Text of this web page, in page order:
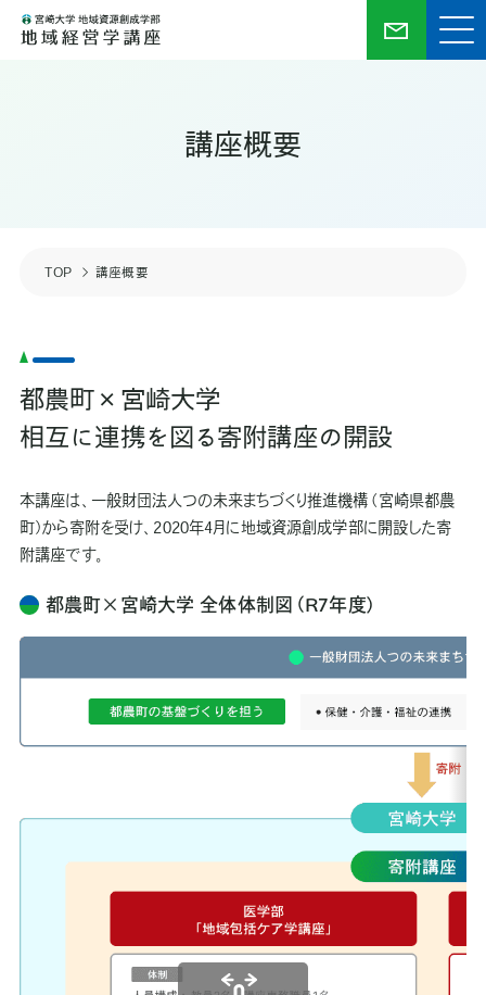
講座概要
TOP 講座概要
都農町×宮崎大学
相互に連携を図る寄附講座の開設
本講座は、一般財団法人つの未来まちづくり推進機構（宮崎県都農
町）から寄附を受け、2020年4月に地域資源創成学部に開設した寄
附講座です。
都農町×宮崎大学 全体体制図（R7年度）